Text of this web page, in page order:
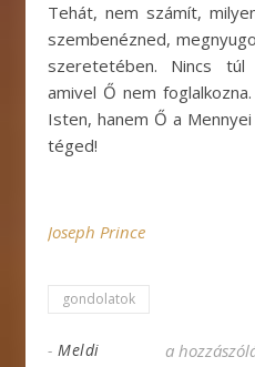
Tehát, nem számít,
szembenézned,
szeretetében. Nincs túl
amivel Ő nem
Isten, hanem Ő a
téged!
Joseph Prince
gondolatok
- Meldi Ami neked
a